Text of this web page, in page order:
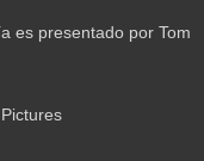
es presentado por Tom